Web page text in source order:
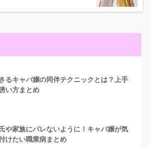
るキャバ嬢の同伴テクニックとは？上手
い方まとめ
や家族にバレないように！キャバ嬢が気
けたい職業病まとめ